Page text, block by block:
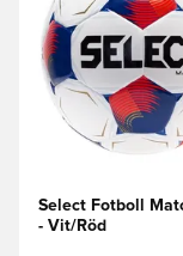
Select Fotboll
- Vit/Röd